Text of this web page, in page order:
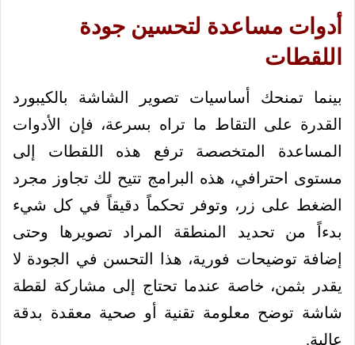
أدوات مساعدة لتحسين جودة
اللقطات
بينما تمنحك أساسيات تصوير الشاشة بالكيبورد
القدرة على التقاط ما تراه بسرعة، فإن الأدوات
المساعدة المتخصصة ترفع هذه اللقطات إلى
مستوى احترافي، هذه البرامج تتيح لك تجاوز مجرد
الضغط على زر، وتوفر تحكماً دقيقاً في كل شيء
بدءاً من تحديد المنطقة المراد تصويرها وحتى
إضافة توضيحات فورية، هذا التحسن في الجودة لا
يقدر بثمن، خاصة عندما تحتاج إلى مشاركة لقطة
شاشة توضح معلومة تقنية أو صحية معقدة بدقة
عالية.